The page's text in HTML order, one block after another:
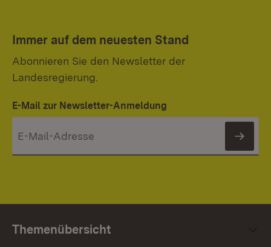
Immer auf dem neuesten Stand
Abonnieren Sie den Newsletter der
Landesregierung.
E-Mail zur Newsletter-Anmeldung
Themenübersicht